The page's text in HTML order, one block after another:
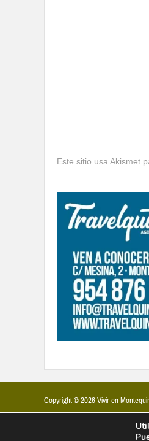
Este sitio usa Akismet
Copyright © 2026 Vivir en